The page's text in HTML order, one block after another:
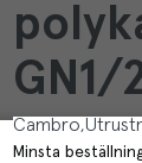
GN1/
Cambro
Minsta